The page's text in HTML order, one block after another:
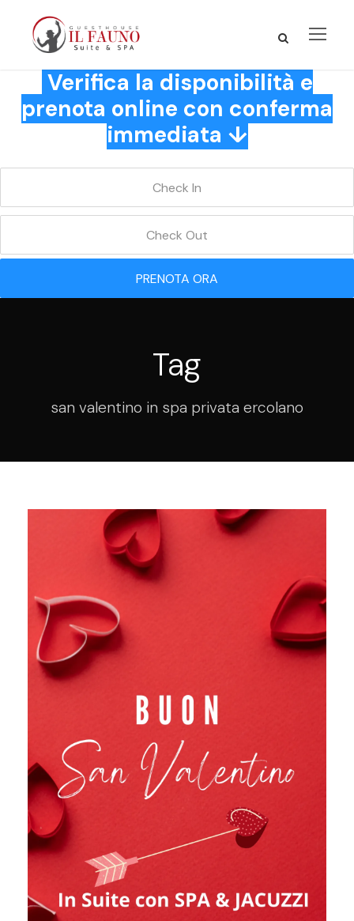
Verifica la disponibilità e
prenota online con conferma
immediata ↓
PRENOTA ORA
Tag
san valentino in spa privata ercolano